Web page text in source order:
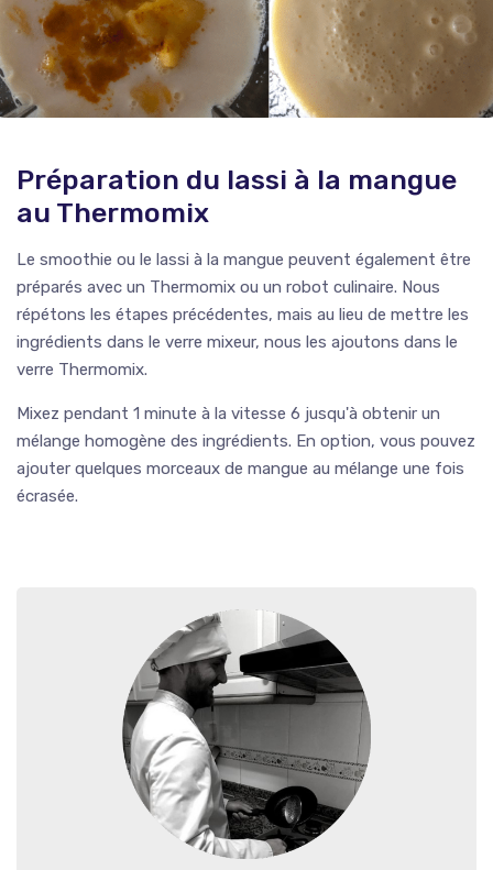
Préparation du lassi à la mangue
au Thermomix
Le smoothie ou le lassi à la mangue peuvent également être
préparés avec un Thermomix ou un robot culinaire. Nous
répétons les étapes précédentes, mais au lieu de mettre les
ingrédients dans le verre mixeur, nous les ajoutons dans le
verre Thermomix.
Mixez pendant 1 minute à la vitesse 6 jusqu'à obtenir un
mélange homogène des ingrédients. En option, vous pouvez
ajouter quelques morceaux de mangue au mélange une fois
écrasée.